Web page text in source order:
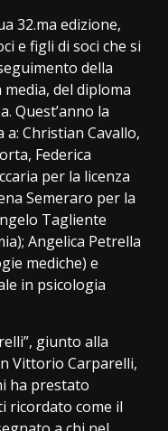
32.ma edizione,
e figli di soci che si
della
del diploma
Quest’anno la
Christian Cavallo,
Federica
per la licenza
Semeraro per la
Tagliente
Angelica Petrella
mediche) e
in psicologia
giunto alla
Vittorio Carparelli,
ha prestato
ricordato come il